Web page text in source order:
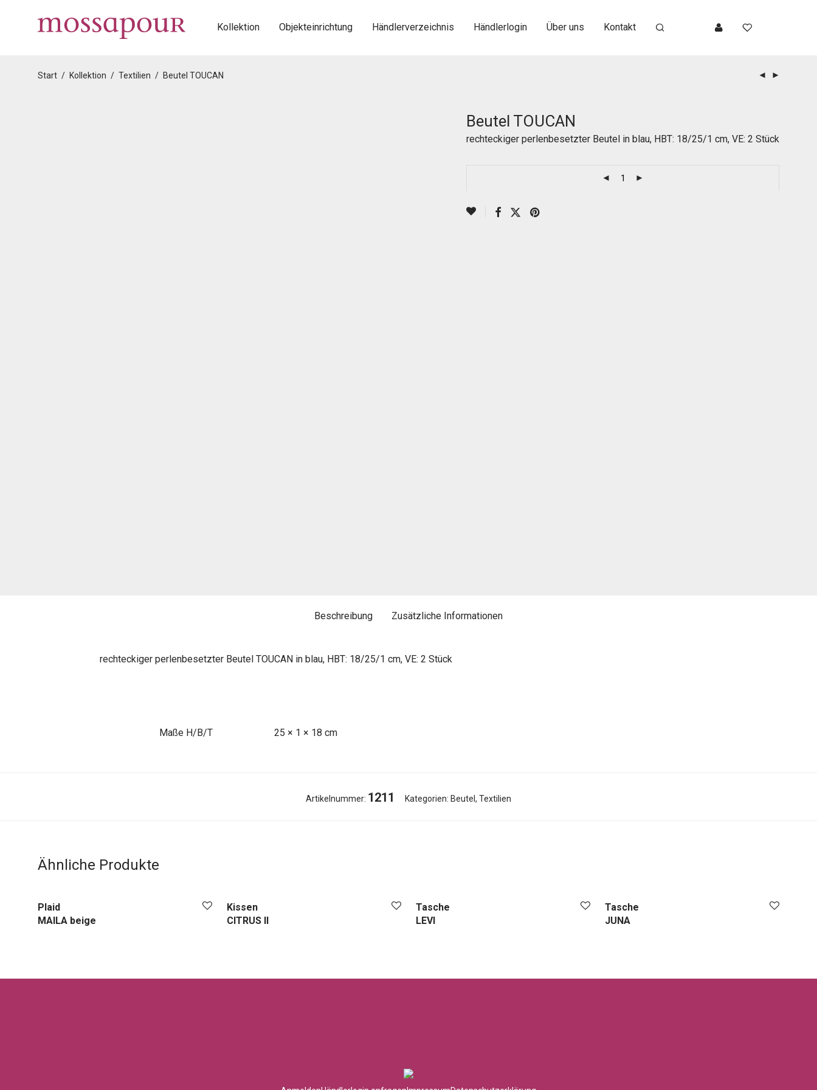
Kollektion Objekteinrichtung Händlerverzeichnis Händlerlogin Über uns Kontakt
Start / Kollektion / Textilien / Beutel TOUCAN
Beutel TOUCAN
rechteckiger perlenbesetzter Beutel in blau, HBT: 18/25/1 cm, VE: 2 Stück
Beschreibung Zusätzliche Informationen
rechteckiger perlenbesetzter Beutel TOUCAN in blau, HBT: 18/25/1 cm, VE: 2 Stück
Maße 25 × 1 × 18 cm
Artikelnummer: 1211 Kategorien: Beutel, Textilien
Ähnliche Produkte
Plaid
MAILA beige
Kissen
CITRUS II
Tasche
LEVI
Tasche
JUNA